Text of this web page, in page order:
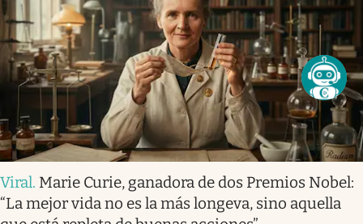
Viral. Marie Curie, ganadora de dos Premios Nobel:
“La mejor vida no es la más longeva, sino aquella